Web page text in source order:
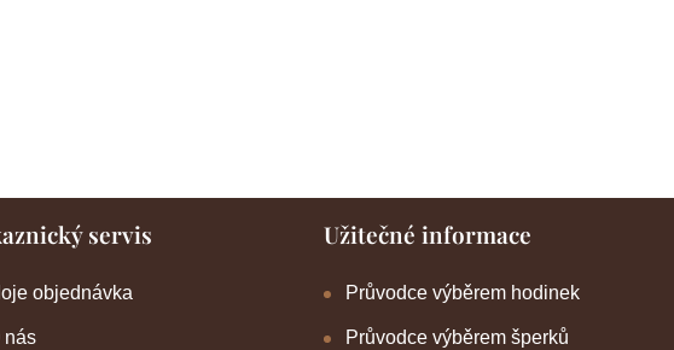
servis
objednávka
nás
Užitečné informace
Průvodce výběrem hodinek
Průvodce výběrem šperků